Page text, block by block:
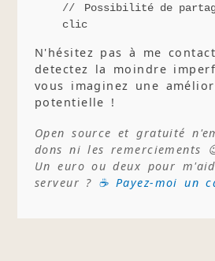
Possibilité de
clic
N'hésitez pas à me
detectez la moindre
vous imaginez une
potentielle !
Open source et gratuité
dons ni les remerciements
Un euro ou deux pour
serveur ? ☕ Payez-moi un